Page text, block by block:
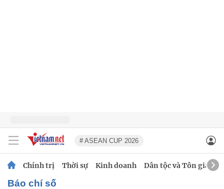
# ASEAN CUP 2026
Chính trị Thời sự Kinh doanh Dân tộc và Tôn giáo
báo chí số